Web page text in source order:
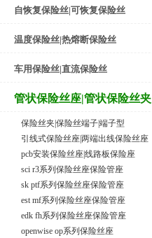
自恢复保险丝|可恢复保险丝
温度保险丝|热熔断保险丝
车用保险丝|直流保险丝
管状保险丝座|管状保险丝夹
保险丝夹|保险丝端子|端子型
引线式保险丝座|两端出线保险丝座
pcb安装保险丝座|线路板保险座
sci r3系列保险丝座保险管座
sk ptf系列保险丝座保险管座
est mf系列保险丝座保险管座
edk fh系列保险丝座保险管座
openwise op系列保险丝座